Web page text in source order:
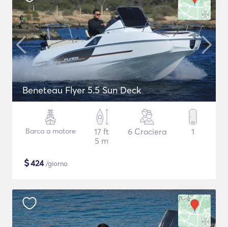
Beneteau Flyer 5.5 Sun Deck
Barca a motore
17 ft
5 m
6 Crociera 1
$424/giorno